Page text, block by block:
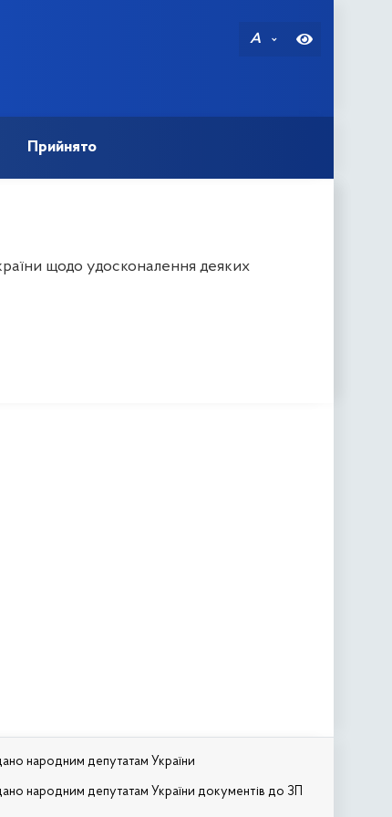
A
Прийнято
щодо удосконалення деяких
народним депутатам України
народним депутатам України документів до ЗП